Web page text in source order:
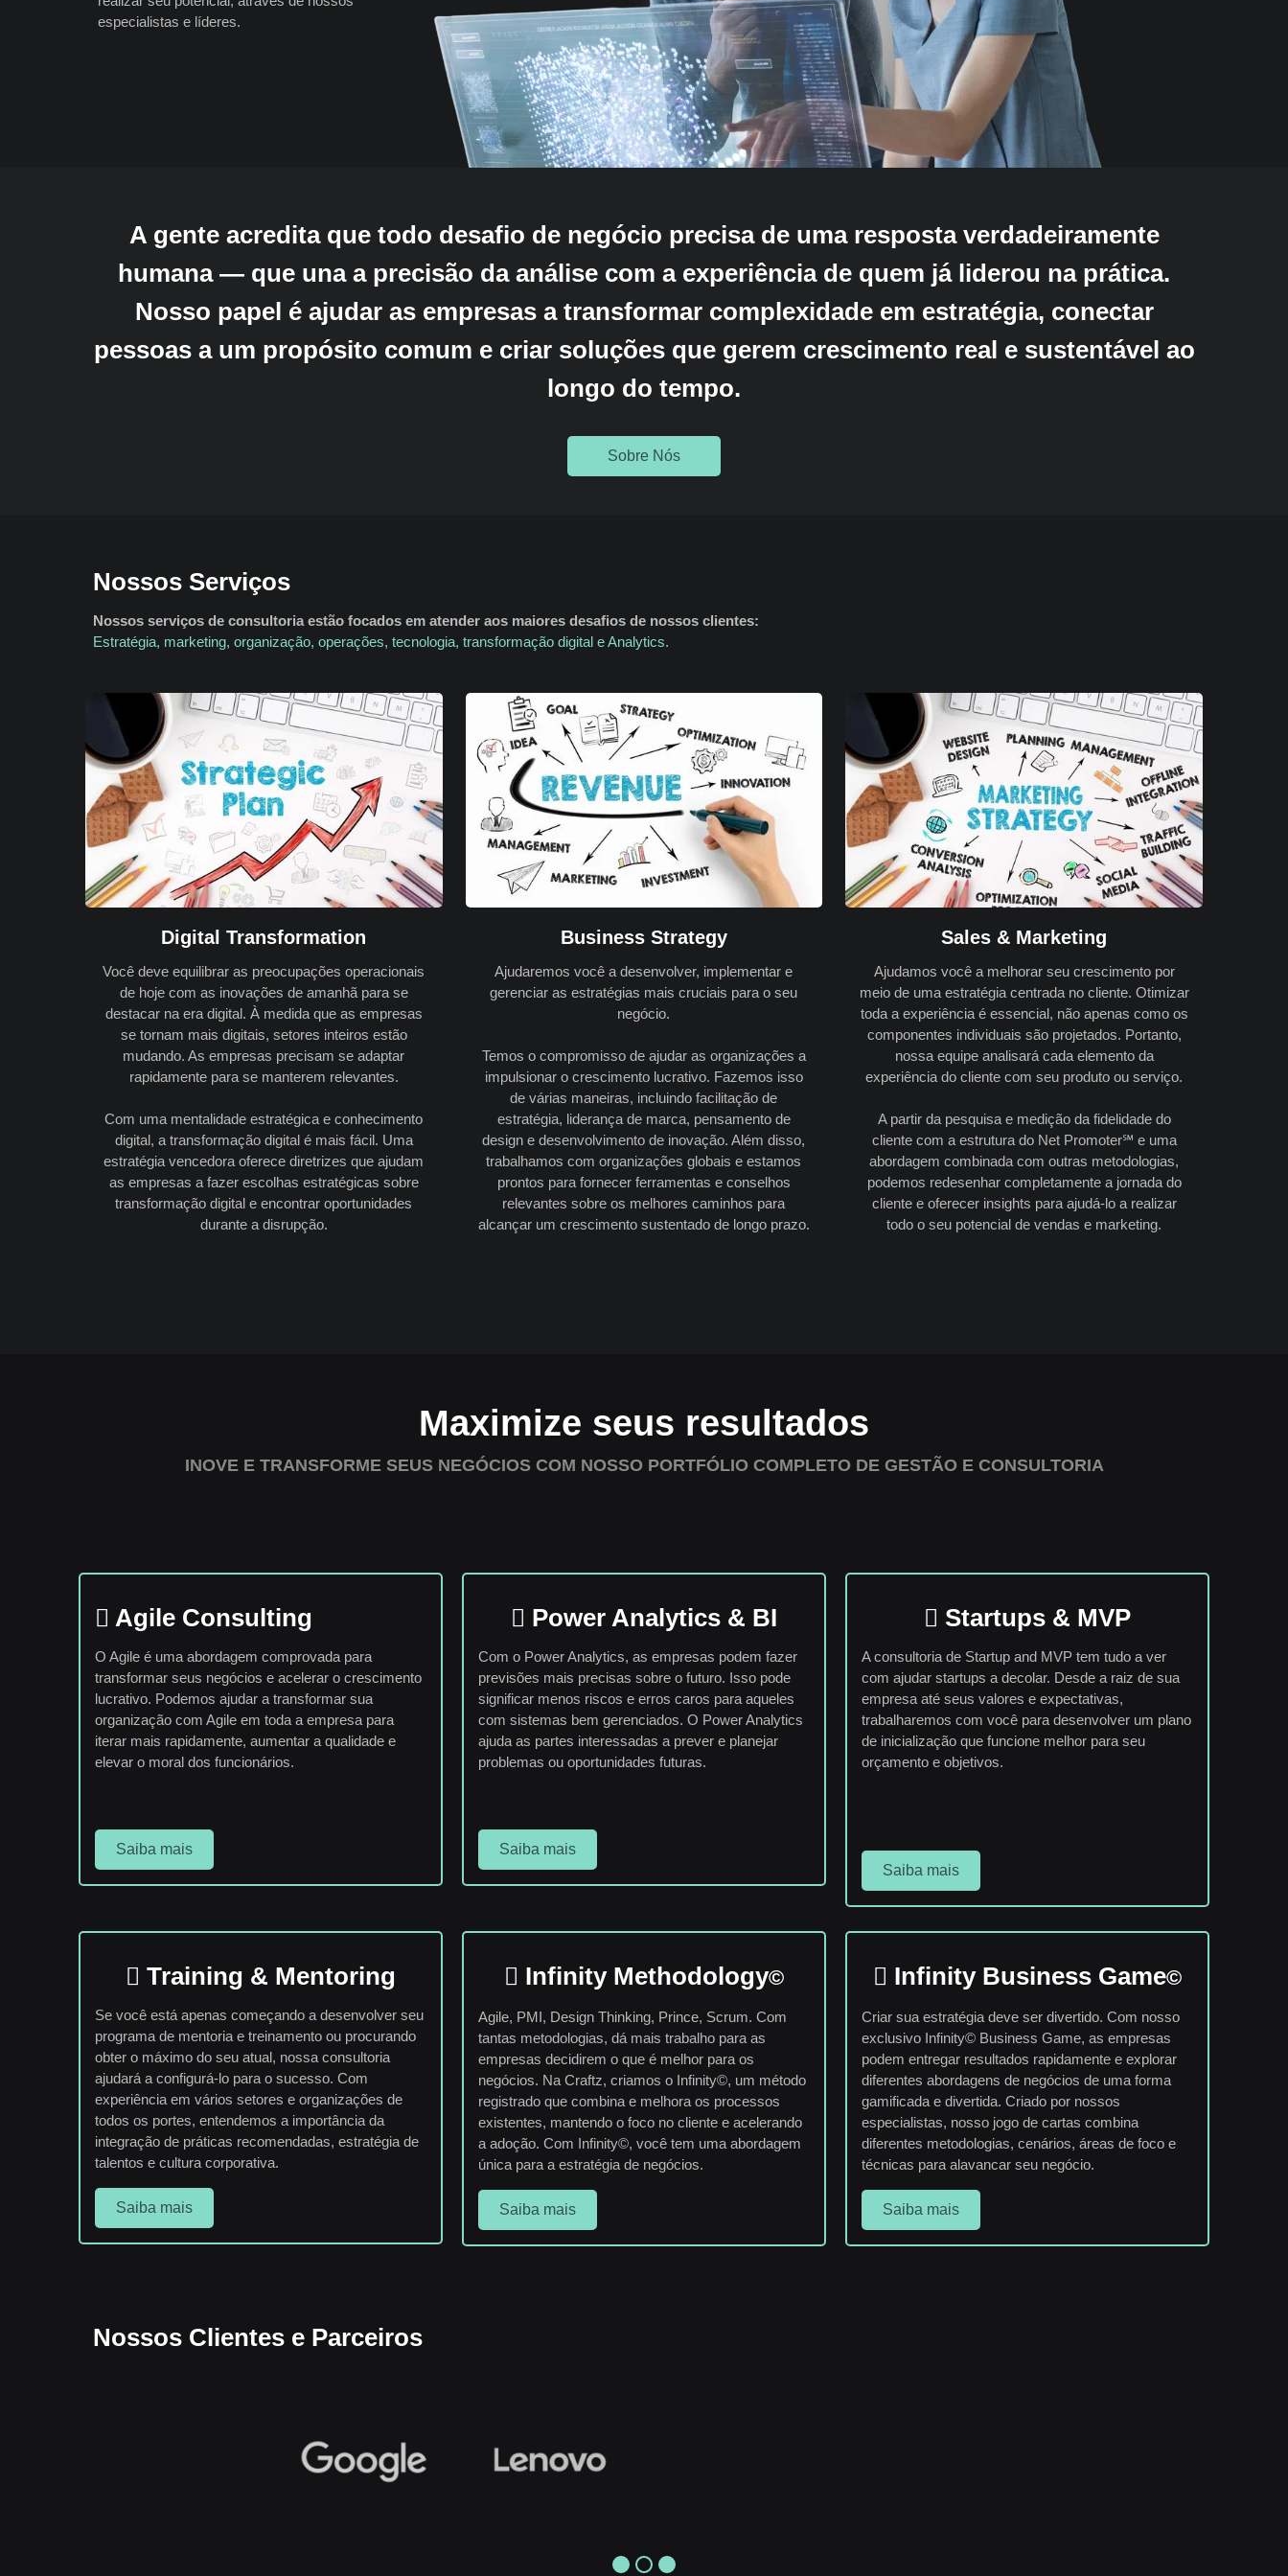
especialistas e líderes.
nossos clientes a desenvolver flexibilidade,
A gente acredita que todo desafio de negócio precisa de uma resposta verdadeiramente
humana — que una a precisão da análise com a experiência de quem já liderou na prática.
Nosso papel é ajudar as empresas a transformar complexidade em estratégia, conectar
pessoas a um propósito comum e criar soluções que gerem crescimento real e sustentável ao
longo do tempo.
Sobre Nós
Nossos Serviços
Nossos serviços de consultoria estão focados em atender aos maiores desafios de nossos clientes:
Estratégia, marketing, organização, operações, tecnologia, transformação digital e Analytics.
Digital Transformation
Você deve equilibrar as preocupações operacionais
de hoje com as inovações de amanhã para se
destacar na era digital. À medida que as empresas
se tornam mais digitais, setores inteiros estão
mudando. As empresas precisam se adaptar
rapidamente para se manterem relevantes.
Com uma mentalidade estratégica e conhecimento
digital, a transformação digital é mais fácil. Uma
estratégia vencedora oferece diretrizes que ajudam
as empresas a fazer escolhas estratégicas sobre
transformação digital e encontrar oportunidades
durante a disrupção.
Business Strategy
Ajudaremos você a desenvolver, implementar e
gerenciar as estratégias mais cruciais para o seu
negócio.
Temos o compromisso de ajudar as organizações a
impulsionar o crescimento lucrativo. Fazemos isso
de várias maneiras, incluindo facilitação de
estratégia, liderança de marca, pensamento de
design e desenvolvimento de inovação. Além disso,
trabalhamos com organizações globais e estamos
prontos para fornecer ferramentas e conselhos
relevantes sobre os melhores caminhos para
alcançar um crescimento sustentado de longo prazo.
Sales & Marketing
Ajudamos você a melhorar seu crescimento por
meio de uma estratégia centrada no cliente. Otimizar
toda a experiência é essencial, não apenas como os
componentes individuais são projetados. Portanto,
nossa equipe analisará cada elemento da
experiência do cliente com seu produto ou serviço.
A partir da pesquisa e medição da fidelidade do
cliente com a estrutura do Net Promoter℠ e uma
abordagem combinada com outras metodologias,
podemos redesenhar completamente a jornada do
cliente e oferecer insights para ajudá-lo a realizar
todo o seu potencial de vendas e marketing.
Maximize seus resultados
INOVE E TRANSFORME SEUS NEGÓCIOS COM NOSSO PORTFÓLIO COMPLETO DE GESTÃO E CONSULTORIA
Agile Consulting
O Agile é uma abordagem comprovada para
transformar seus negócios e acelerar o crescimento
lucrativo. Podemos ajudar a transformar sua
organização com Agile em toda a empresa para
iterar mais rapidamente, aumentar a qualidade e
elevar o moral dos funcionários.
Saiba mais
Power Analytics & BI
Com o Power Analytics, as empresas podem fazer
previsões mais precisas sobre o futuro. Isso pode
significar menos riscos e erros caros para aqueles
com sistemas bem gerenciados. O Power Analytics
ajuda as partes interessadas a prever e planejar
problemas ou oportunidades futuras.
Saiba mais
Startups & MVP
A consultoria de Startup and MVP tem tudo a ver
com ajudar startups a decolar. Desde a raiz de sua
empresa até seus valores e expectativas,
trabalharemos com você para desenvolver um plano
de inicialização que funcione melhor para seu
orçamento e objetivos.
Saiba mais
Training & Mentoring
Se você está apenas começando a desenvolver seu
programa de mentoria e treinamento ou procurando
obter o máximo do seu atual, nossa consultoria
ajudará a configurá-lo para o sucesso. Com
experiência em vários setores e organizações de
todos os portes, entendemos a importância da
integração de práticas recomendadas, estratégia de
talentos e cultura corporativa.
Saiba mais
Infinity Methodology©
Agile, PMI, Design Thinking, Prince, Scrum. Com
tantas metodologias, dá mais trabalho para as
empresas decidirem o que é melhor para os
negócios. Na Craftz, criamos o Infinity©, um método
registrado que combina e melhora os processos
existentes, mantendo o foco no cliente e acelerando
a adoção. Com Infinity©, você tem uma abordagem
única para a estratégia de negócios.
Saiba mais
Infinity Business Game©
Criar sua estratégia deve ser divertido. Com nosso
exclusivo Infinity© Business Game, as empresas
podem entregar resultados rapidamente e explorar
diferentes abordagens de negócios de uma forma
gamificada e divertida. Criado por nossos
especialistas, nosso jogo de cartas combina
diferentes metodologias, cenários, áreas de foco e
técnicas para alavancar seu negócio.
Saiba mais
Nossos Clientes e Parceiros